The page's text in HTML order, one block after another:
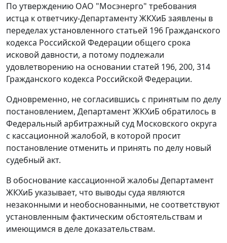
По утверждению ОАО "Мосэнерго" требования
истца к ответчику-Департаменту ЖКХиБ заявлены в
переделах установленного статьей 196 Гражданского
кодекса Российской Федерации общего срока
исковой давности, а потому подлежали
удовлетворению на основании статей 196, 200, 314
Гражданского кодекса Российской Федерации.
Одновременно, не согласившись с принятым по делу
постановлением, Департамент ЖКХиБ обратилось в
Федеральный арбитражный суд Московского округа
с кассационной жалобой, в которой просит
постановление отменить и принять по делу новый
судебный акт.
В обоснование кассационной жалобы Департамент
ЖКХиБ указывает, что выводы суда являются
незаконными и необоснованными, не соответствуют
установленным фактическим обстоятельствам и
имеющимся в деле доказательствам.